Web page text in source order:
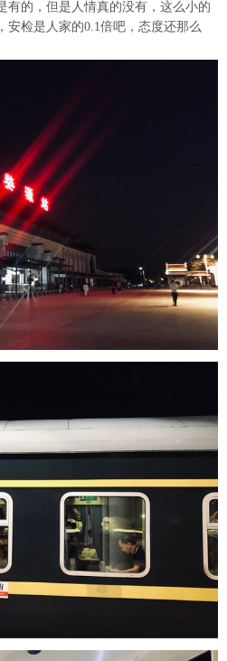
有的，但是人情真的没有，这么小的
安检是人家的0.1倍吧，态度还那么